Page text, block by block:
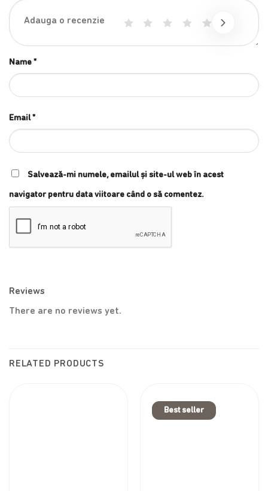
Name *
Email*
Salvează-mi numele, emailul și site-ul web în acest
navigator pentru data viitoare când o să comentez.
Reviews
There are no reviews yet.
RELATED PRODUCTS
Best seller